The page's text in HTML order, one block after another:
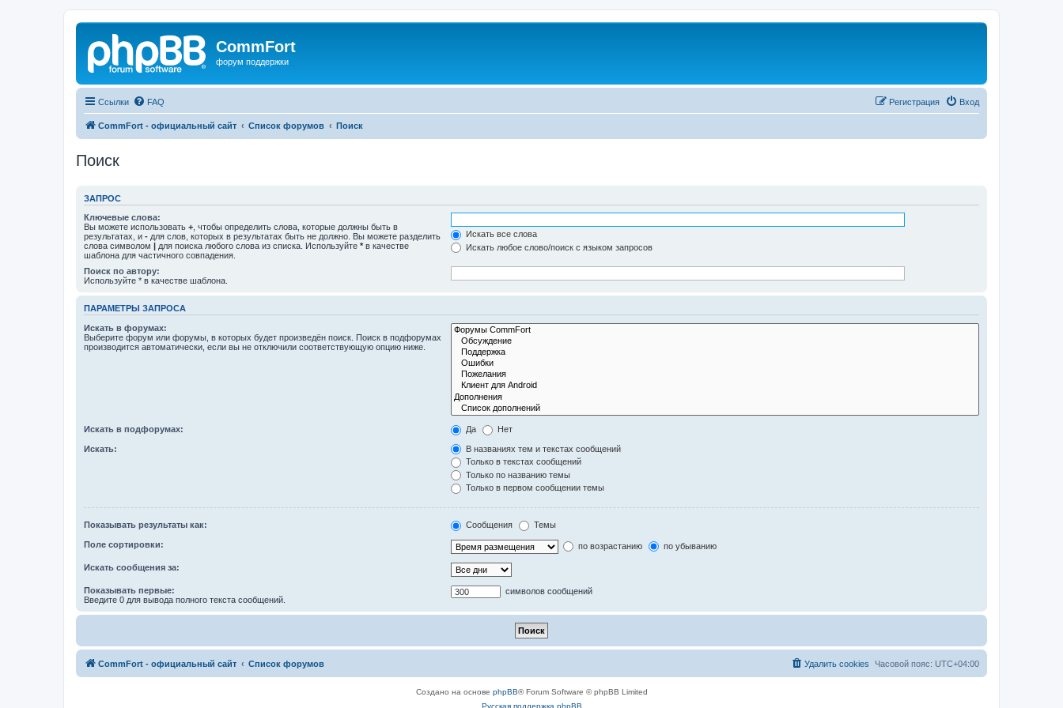
CommFort
форум поддержки
Ссылки FAQ Вход
Регистрация
CommFort - официальный сайт Список форумов Поиск
Поиск
ЗАПРОС
Ключевые слова:
Вы можете использовать + , чтобы определить слова, которые должны быть в
результатах, и - для слов, которых в результатах быть не должно. Вы можете разделить
слова символом | для поиска любого слова из списка. Используйте * в качестве
шаблона для частичного совпадения.
Искать все слова
Искать любое слово/поиск с языком запросов
Поиск по автору:
Используйте * в качестве шаблона.
ПАРАМЕТРЫ ЗАПРОСА
Искать в форумах:
Выберите форум или форумы, в которых будет произведён поиск. Поиск в подфорумах
производится автоматически, если вы не отключили соответствующую опцию ниже.
Искать в подфорумах: Да Нет
Искать:
В названиях тем и текстах сообщений
Только в текстах сообщений
Только по названию темы
Только в первом сообщении темы
Показывать результаты как: Сообщения Темы
Поле сортировки: по возрастанию по убыванию
Искать сообщения за:
Показывать первые:
Введите 0 для вывода полного текста сообщений.
символов сообщений
CommFort - официальный сайт Список форумов Часовой пояс: UTC+04:00
Удалить cookies
Создано на основе phpBB® Forum Software © phpBB Limited
Русская поддержка phpBB